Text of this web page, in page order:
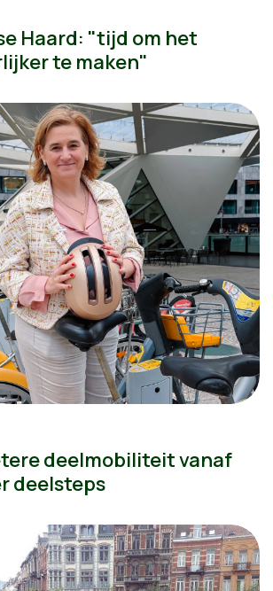
Haard: "tijd om het
te maken"
deelmobiliteit vanaf
deelsteps